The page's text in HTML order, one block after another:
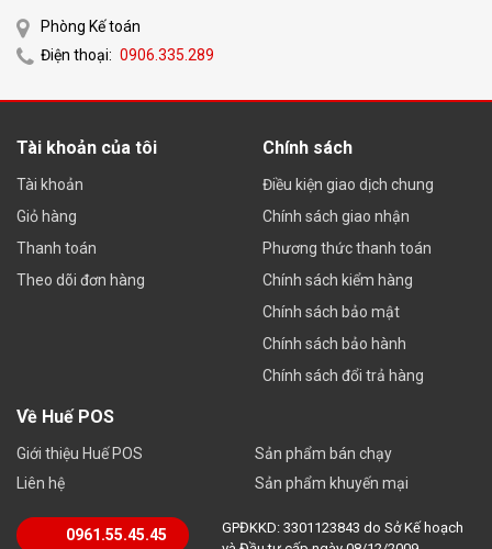
Phòng Kế toán
Điện thoại: 0906.335.289
Tài khoản của tôi
Tài khoản
Giỏ hàng
Thanh toán
Theo dõi đơn hàng
Chính sách
Điều kiện giao dịch chung
Chính sách giao nhận
Phương thức thanh toán
Chính sách kiểm hàng
Chính sách bảo mật
Chính sách bảo hành
Chính sách đổi trả hàng
Về Huế POS
Giới thiệu Huế POS
Liên hệ
Sản phẩm bán chạy
Sản phẩm khuyến mại
0961.55.45.45
GPĐKKD: 3301123843 do Sở Kế hoạch